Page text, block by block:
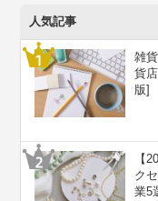
人気記事
雑
貨
版]
【
ク
業5